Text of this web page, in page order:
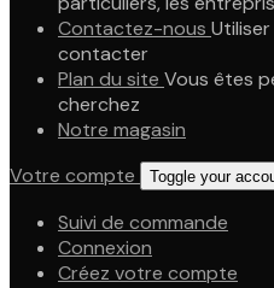
Contactez-nous
contacter
Plan du site Vous êtes
cherchez
Notre magasin
Votre compte
Toggle your
Suivi de commande
Connexion
Créez votre compte